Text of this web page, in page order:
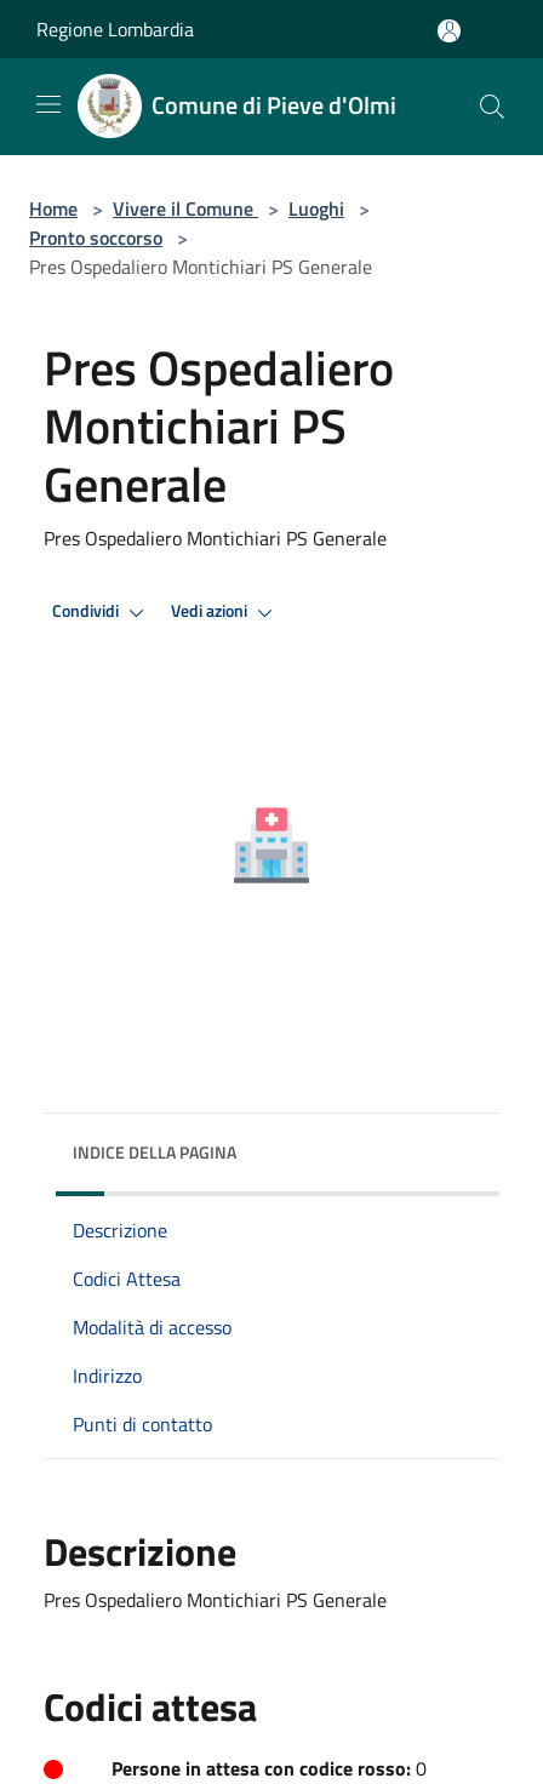
Regione Lombardia
Comune di Pieve d'Olmi
Home > Vivere il Comune > Luoghi >
Pronto soccorso >
Pres Ospedaliero Montichiari PS Generale
Pres Ospedaliero
Montichiari PS
Generale
Pres Ospedaliero Montichiari PS Generale
Condividi Vedi azioni
INDICE DELLA PAGINA
Descrizione
Codici Attesa
Modalità di accesso
Indirizzo
Punti di contatto
Descrizione
Pres Ospedaliero Montichiari PS Generale
Codici attesa
Persone in attesa con codice rosso:0